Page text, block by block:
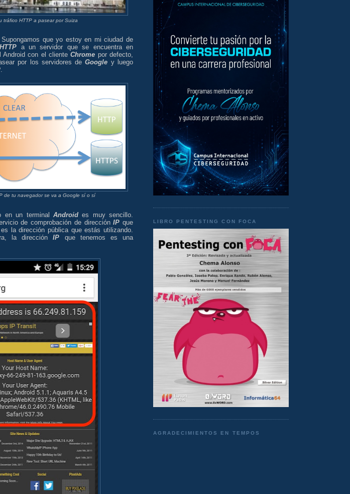
tráfico HTTP a pasear por Suiza
que yo estoy en mi ciudad de
HTTP a un servidor que se encuentra en
Android con el clienteChrome por defecto,
por los servidores deGoogle y luego
.
de tu navegador se va a Google sí o sí
en un terminal Androides muy sencillo.
de comprobación de direcciónIP que
la dirección pública que estás utilizando.
la direcciónIP que tenemos es una
LIBRO PENTESTING CON FOCA
AGRADECIMIENTOS EN TEMPOS